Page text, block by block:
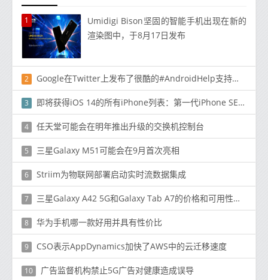
1
Umidigi Bison坚固的智能手机出现在新的
渲染图中，于8月17日发布
2 Google在Twitter上发布了很酷的#AndroidHelp支持热线
3 即将获得iOS 14的所有iPhone列表：第一代iPhone SE，iPhone 6s等
4 任天堂可能会在明年推出升级的交换机控制台
5 三星Galaxy M51可能会在9月首次亮相
6 Striim为物联网部署启动实时流数据集成
7 三星Galaxy A42 5G和Galaxy Tab A7的价格和可用性得到确认
8 华为手机哪一款好用并具有性价比
9 CSO表示AppDynamics加快了AWS中的云迁移速度
10 广告监督机构禁止5G广告对健康造成误导